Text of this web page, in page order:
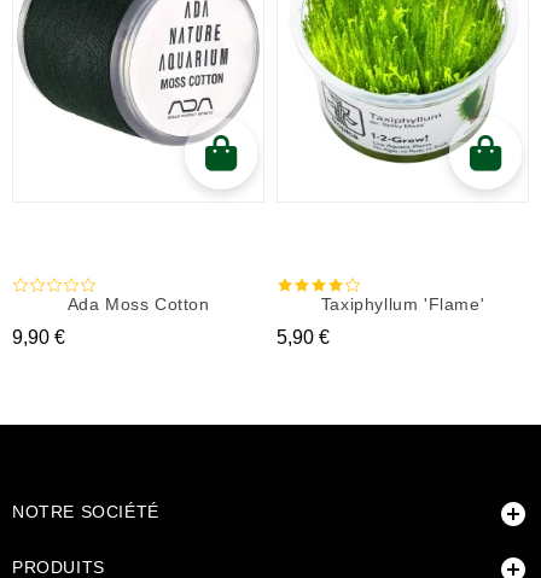
Ada Moss Cotton
Prix
9,90 €
Taxiphyllum 'Flame'
Prix
5,90 €
NOTRE SOCIÉTÉ 
PRODUITS 